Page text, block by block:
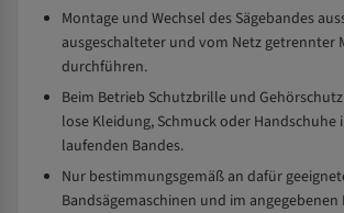
Montage und Wechsel des Sägebandes
ausgeschalteter und vom Netz getrennter
durchführen.
Beim Betrieb Schutzbrille und
lose Kleidung, Schmuck oder Handschuhe
laufenden Bandes.
Nur bestimmungsgemäß an dafür
Bandsägemaschinen und im angegebenen